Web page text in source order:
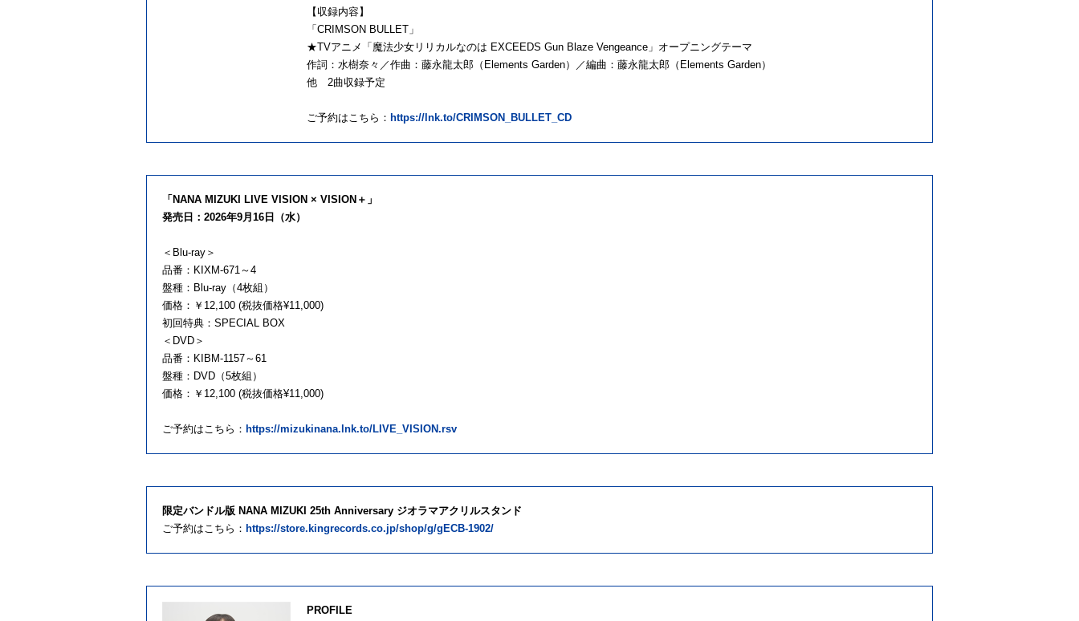
【収録内容】
「CRIMSON BULLET」
★TVアニメ「魔法少女リリカルなのは EXCEEDS Gun Blaze Vengeance」オープニングテーマ
作詞：水樹奈々／作曲：藤永龍太郎（Elements Garden）／編曲：藤永龍太郎（Elements Garden）
他 2曲収録予定
ご予約はこちら： https://lnk.to/CRIMSON_BULLET_CD
「NANA MIZUKI LIVE VISION × VISION＋」
発売日：2026年9月16日（水）
＜Blu-ray＞
品番：KIXM-671～4
盤種：Blu-ray（4枚組）
価格：￥12,100 (税抜価格¥11,000)
初回特典：SPECIAL BOX
＜DVD＞
品番：KIBM-1157～61
盤種：DVD（5枚組）
価格：￥12,100 (税抜価格¥11,000)
ご予約はこちら： https://mizukinana.lnk.to/LIVE_VISION.rsv
限定バンドル版 NANA MIZUKI 25th Anniversary ジオラマアクリルスタンド
ご予約はこちら： https://store.kingrecords.co.jp/shop/g/gECB-1902/
PROFILE